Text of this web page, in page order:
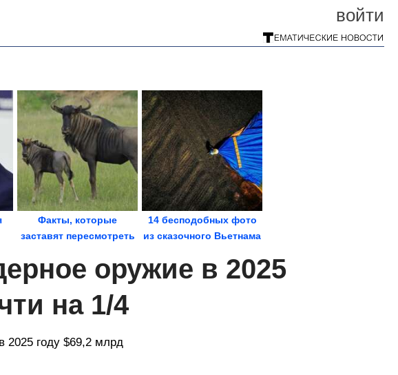
войти
Факты, которые
заставят пересмотреть
14 бесподобных фото
из сказочного Вьетнама
оружие в 2025
на 1/4
2025 году $69,2 млрд